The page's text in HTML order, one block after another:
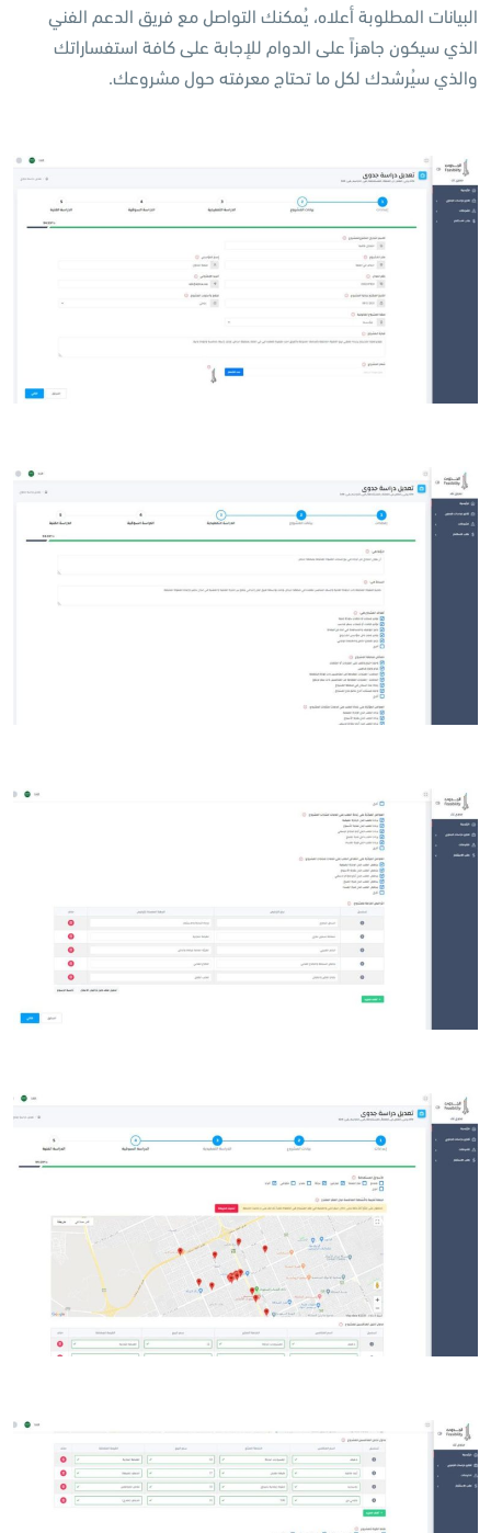
البيانات المطلوبة أعلاه، يُمكنك التواصل مع فريق الدعم الفني
الذي سيكون جاهزاً على الدوام للإجابة على كافة استفساراتك
والذي سيُرشدك لكل ما تحتاج معرفته حول مشروعك.